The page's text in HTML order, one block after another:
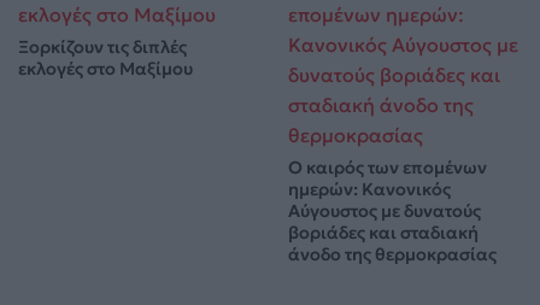
Ξορκίζουν τις διπλές
εκλογές στο Μαξίμου
Ο καιρός των επομένων
ημερών: Κανονικός
Αύγουστος με δυνατούς
βοριάδες και σταδιακή
άνοδο της θερμοκρασίας